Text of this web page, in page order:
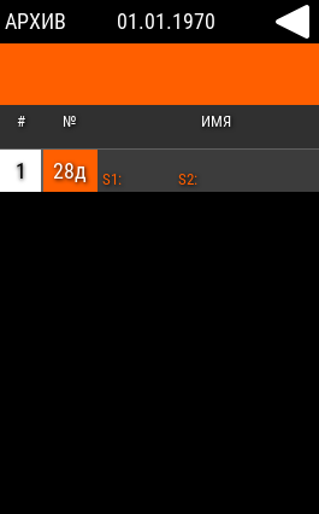
АРХИВ 01.01.1970
# № ИМЯ
1 28д S1: S2: